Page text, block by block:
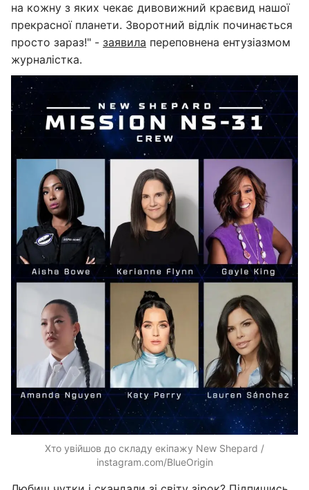
на кожну з яких чекає дивовижний краєвид нашої
прекрасної планети. Зворотний відлік починається
просто зараз!" - заявила переповнена ентузіазмом
журналістка.
Хто увійшов до складу екіпажу New Shepard /
instagram.com/BlueOrigin